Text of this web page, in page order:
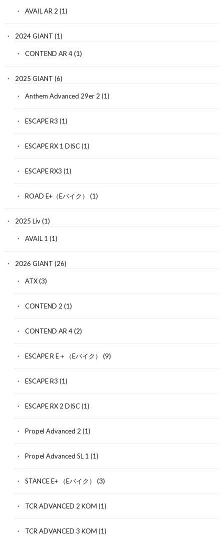
AVAIL AR 2 (1)
2024 GIANT (1)
CONTEND AR 4(1)
2025 GIANT (6)
Anthem Advanced 29er 2 (1)
ESCAPE R3 (1)
ESCAPE RX 1 DISC(1)
ESCAPE RX3 (1)
ROAD E+（Eバイク） (1)
2025 Liv(1)
AVAIL 1 (1)
2026 GIANT (26)
ATX(3)
CONTEND 2 (1)
CONTEND AR 4(2)
ESCAPE R E＋（Eバイク） (9)
ESCAPE R3 (1)
ESCAPE RX 2 DISC(1)
Propel Advanced 2 (1)
Propel Advanced SL 1 (1)
STANCE E+ （Eバイク） (3)
TCR ADVANCED 2 KOM (1)
TCR ADVANCED 3 KOM (1)